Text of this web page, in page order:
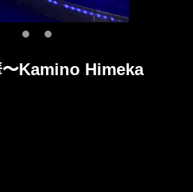
Kamino Himeka